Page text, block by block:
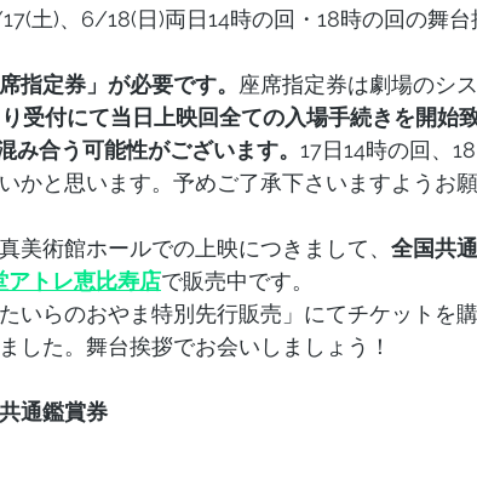
土)、6/18(日)両日14時の回・18時の回の舞台
指定券」が必要です。 座席指定券は劇場のシ
受付にて当日上映回全ての入場手続きを開始致
み合う可能性がございます。 17日14時の回、
かと思います。予めご了承下さいますようお願
美術館ホールでの上映につきまして、 全国共
アトレ恵比寿店で販売中です。
いらのおやま特別先行販売」にてチケットを
した。舞台挨拶でお会いしましょう！
通鑑賞券